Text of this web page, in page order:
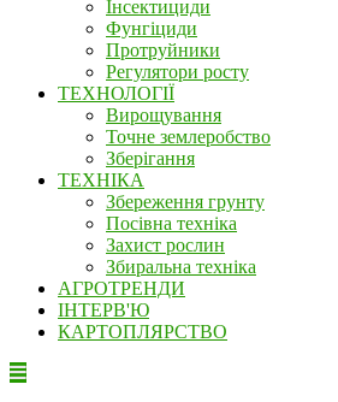
Інсектициди
Фунгіциди
Протруйники
Регулятори росту
ТЕХНОЛОГІЇ
Вирощування
Точне землеробство
Зберігання
ТЕХНІКА
Збереження грунту
Посівна техніка
Захист рослин
Збиральна техніка
АГРОТРЕНДИ
ІНТЕРВ'Ю
КАРТОПЛЯРСТВО